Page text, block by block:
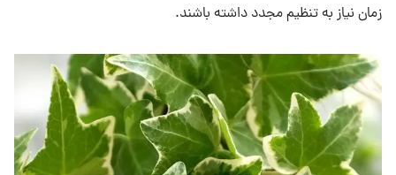
زمان نیاز به تنظیم مجدد داشته باشند.